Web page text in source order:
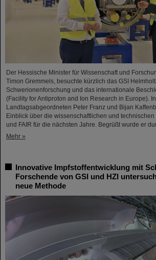
Der Hessische Minister für Wissenschaft und
Timon Gremmels, besuchte kürzlich das GSI
Schwerionenforschung und das internationale
(Facility for Antiproton and Ion Research in Europe).
Landtagsabgeordneten Peter Franz und Bijan
Einblick über die wissenschaftlichen und
und FAIR für die nächsten Jahre. Begrüßt wurde er
Mehr »
Innovative Impfstoffentwicklung mit
Forschende von GSI und HZI
neue Methode